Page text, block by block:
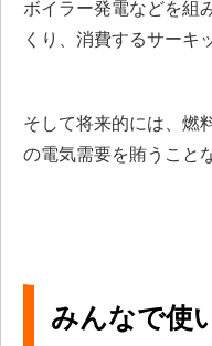
ボイラー発電などを組
くり、消費するサーキ
そして将来的には、燃
の電気需要を賄うこと
みんなで使